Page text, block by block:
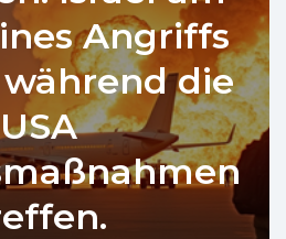
Angriffs
die
USA